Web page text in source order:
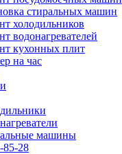
стиральных машин
холодильников
водонагревателей
кухонных плит
на час
машины
85-28